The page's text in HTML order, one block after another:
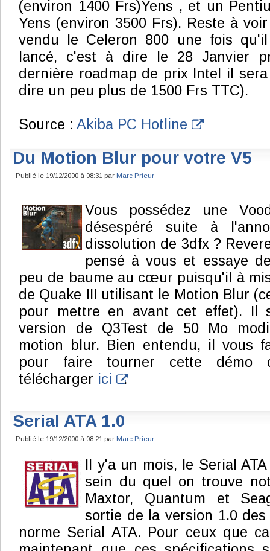
(environ 1400 Frs)Yens , et un
Yens (environ 3500 Frs). Reste à
vendu le Celeron 800 une fois
lancé, c'est à dire le 28 Janvier
dernière roadmap de prix Intel il
dire un peu plus de 1500 Frs TTC).
Source : Akiba PC Hotline
Du Motion Blur pour votre V5
Publié le 19/12/2000 à 08:31 par Marc Prieur
Vous possédez une
désespéré suite à
dissolution de 3dfx ?
pensé à vous et essaye
peu de baume au cœur puisqu'il à
de Quake III utilisant le Motion Blur
pour mettre en avant cet effet). Il
version de Q3Test de 50 Mo
motion blur. Bien entendu, il vous
pour faire tourner cette démo
télécharger ici .
Serial ATA 1.0
Publié le 19/12/2000 à 08:21 par Marc Prieur
Il y'a un mois, le Serial
sein du quel on trouve
Maxtor, Quantum et
sortie de la version 1.0
norme Serial ATA. Pour ceux que